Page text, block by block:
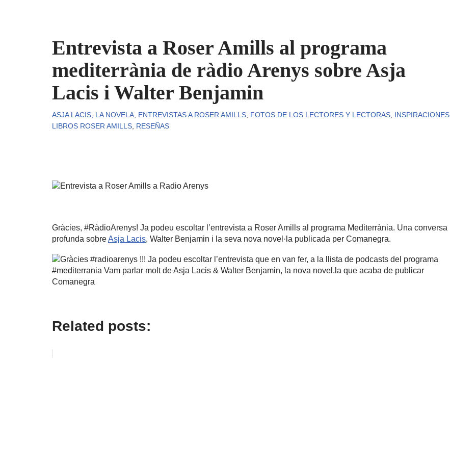
Entrevista a Roser Amills al programa
mediterrània de ràdio Arenys sobre Asja
Lacis i Walter Benjamin
ASJA LACIS, LA NOVELA ENTREVISTAS A ROSER AMILLS FOTOS DE LOS LECTORES Y LECTORAS INSPIRACIONES
LIBROS ROSER AMILLS RESEÑAS
Gràcies, #RàdioArenys! Ja podeu escoltar l’entrevista a Roser Amills al programa Mediterrània. Una conversa
profunda sobreAsja Lacis, Walter Benjamin i la seva nova novel·la publicada per Comanegra.
Related posts: